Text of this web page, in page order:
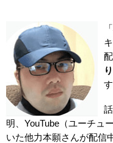
す
明、YouTube（ユーチュ
いた他力本願さんが配信